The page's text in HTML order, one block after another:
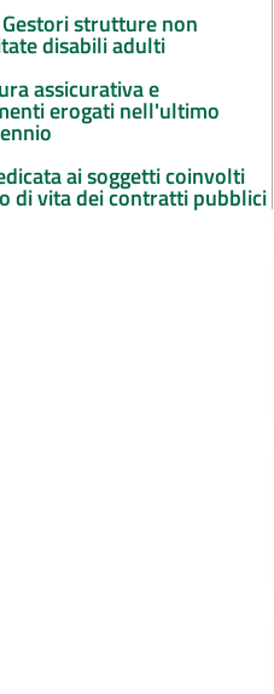
strutture non
disabili adulti
assicurativa e
erogati nell'ultimo
ai soggetti coinvolti
di vita dei contratti pubblici